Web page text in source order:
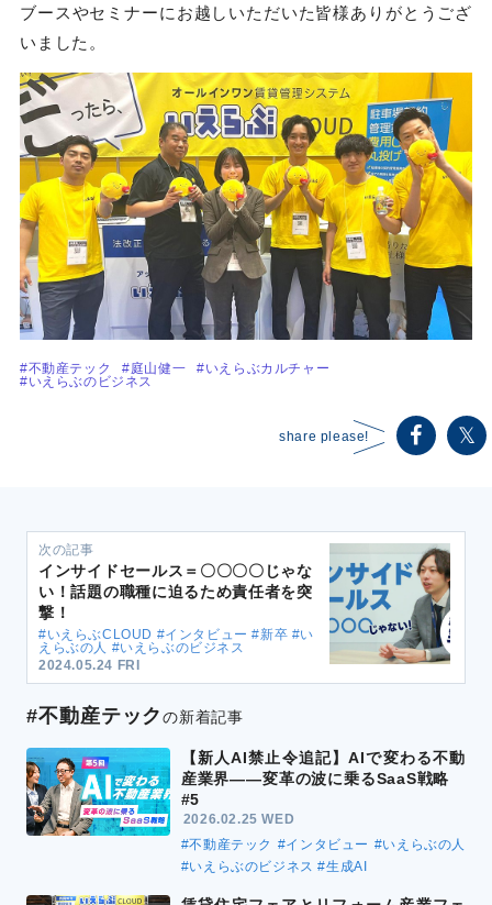
ブースやセミナーにお越しいただいた皆様ありがとうござ
いました。
#不動産テック #庭山健一
#いえらぶカルチャー
#いえらぶのビジネス
share please!
次の記事
インサイドセールス＝〇〇〇〇じゃな
い！話題の職種に迫るため責任者を突
撃！
#いえらぶCLOUD #インタビュー #新卒 #い
えらぶの人 #いえらぶのビジネス
2024.05.24 FRI
#不動産テックの新着記事
【新人AI禁止令追記】AIで変わる不動
産業界――変革の波に乗るSaaS戦略
#5
2026.02.25 WED
#不動産テック #インタビュー #いえらぶの人
#いえらぶのビジネス #生成AI